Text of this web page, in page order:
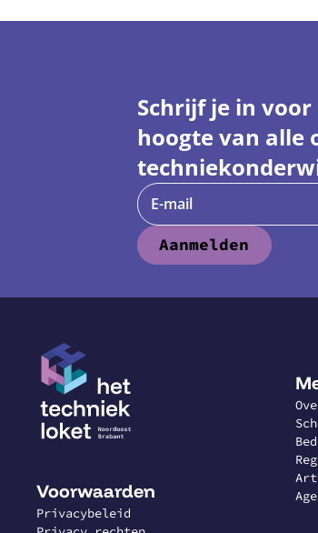
Schrijf je in
hoogte van alle
E-mail
Aanmelden
Voorwaarden
Privacybeleid